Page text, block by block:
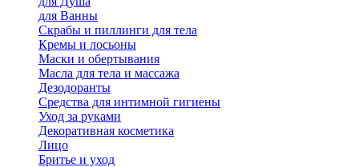
для Ванны
Скрабы и пиллинги для тела
Кремы и лосьоны
Маски и обертывания
Масла для тела и массажа
Дезодоранты
Средства для интимной гигиены
Уход за руками
Декоративная косметика
Лицо
Бритье и уход